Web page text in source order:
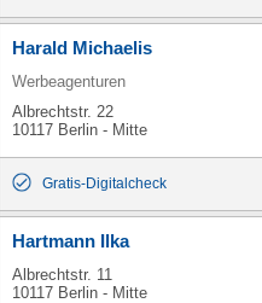
Harald Michaelis
Werbeagenturen
Albrechtstr. 22
10117 Berlin - Mitte
Gratis-Digitalcheck
Hartmann Ilka
Albrechtstr. 11
10117 Berlin - Mitte